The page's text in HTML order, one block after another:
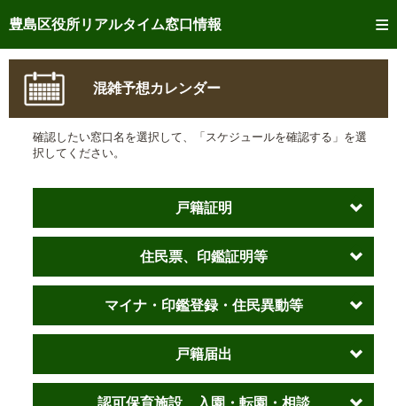
豊島区役所リアルタイム窓口情報
トップページへ
ご利用方法
事前予約
予約状況確認
交付状況確認
混雑予想カレンダー
混雑予想カレンダー
確認したい窓口名を選択して、「スケジュールを確認する」を選
択してください。
戸籍証明
住民票、印鑑証明等
マイナ・印鑑登録・住民異動等
戸籍届出
認可保育施設 入園・転園・相談